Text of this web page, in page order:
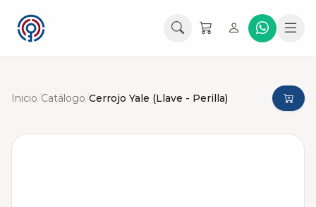
Inicio/Catálogo/Cerrojo Yale (Llave - Perilla)